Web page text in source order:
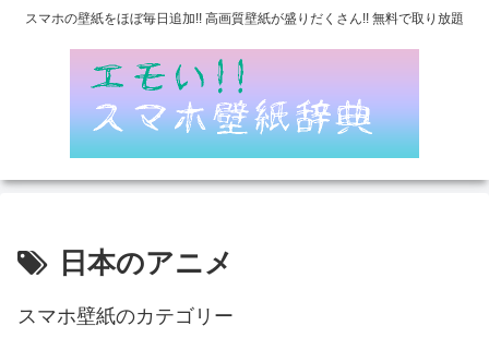
スマホの壁紙をほぼ毎日追加!! 高画質壁紙が盛りだくさん!! 無料で取り放題
日本のアニメ
スマホ壁紙のカテゴリー